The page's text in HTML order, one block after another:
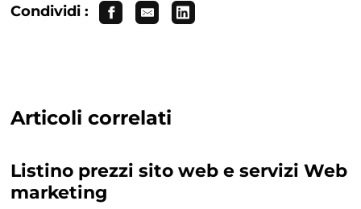
Condividi :
Articoli correlati
Listino prezzi sito web e servizi Web
marketing